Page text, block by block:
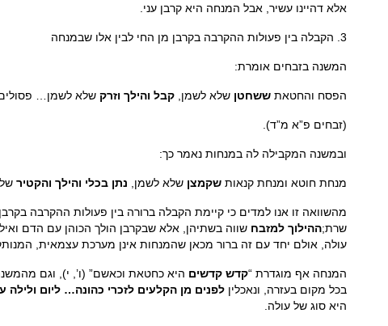
אלא דהיינו עשיר, אבל המנחה היא קרבן עני.
3. הקבלה בין פעולות ההקרבה בקרבן מן החי לבין אלו שבמנחה
המשנה בזבחים אומרת:
הפסח והחטאת ששחטן שלא לשמן, קבל והילך וזרק שלא לשמן…
(זבחים פ”א מ”ד).
ובמשנה המקבילה לה במנחות נאמר כך:
מנחת חוטא ומנחת קנאות שקמצן שלא לשמן, נתן בכלי והילך והקטיר
מהשוואה זו אנו למדים כי קיימת הקבלה ברורה בין פעולות ההקרבה
שרת;ההילוך למזבח שווה בשתיהן, אלא שבקרבן הולך הכוהן עם הדם
עולה, אולם יחד עם זה ברור מכאן שהמנחות אינן מערכת עצמאית,
המנחה אף מוגדרת “קדש קדשים היא כחטאת וכאשם” (ו’, י), וגם
בכל מקום בעזרה, ונאכלין לפנים מן הקלעים לזכרי כהונה… ליום ולילה
היא סוג של עולה.